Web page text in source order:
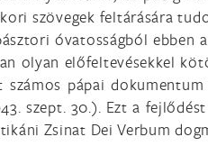
szövegek feltárására
óvatosságból
olyan előfeltevésekkel
pápai
szept. 30.). Ezt a
Zsinat Dei Verbum